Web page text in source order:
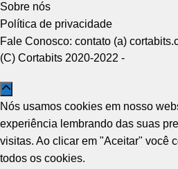
Sobre nós
Política de privacidade
Fale Conosco: contato (a)
(C) Cortabits 2020-2022 -
Nós usamos cookies em nosso
experiência lembrando das suas
visitas. Ao clicar em "Aceitar" você
todos os cookies.